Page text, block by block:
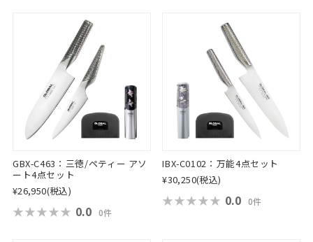
GBX-C463：三徳/ペティー アソ
ート4点セット
¥26,950(税込)
★★★★★
★★★★★ 0.0 0件
IBX-C0102：万能4点セット
¥30,250(税込)
★★★★★
★★★★★ 0.0 0件